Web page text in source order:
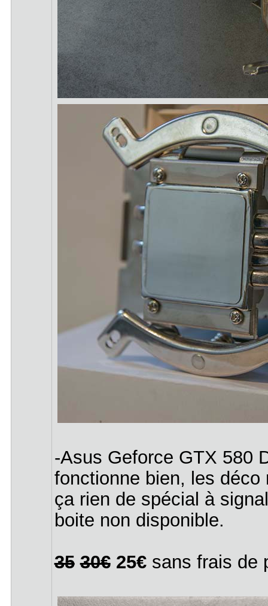
-Asus Geforce GTX 580
fonctionne bien, les
ça rien de spécial à
boite non disponible.
35 30€25€ sans frais de